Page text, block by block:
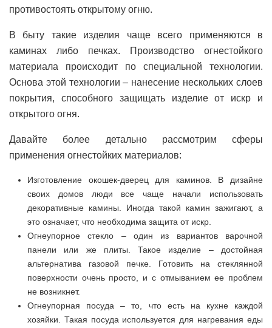
противостоять открытому огню.
В быту такие изделия чаще всего применяются в
каминах либо печках. Производство огнестойкого
материала происходит по специальной технологии.
Основа этой технологии – нанесение нескольких слоев
покрытия, способного защищать изделие от искр и
открытого огня.
Давайте более детально рассмотрим сферы
применения огнестойких материалов:
Изготовление окошек-дверец для каминов. В дизайне
своих домов люди все чаще начали использовать
декоративные камины. Иногда такой камин зажигают, а
это означает, что необходима защита от искр.
Огнеупорное стекло – один из вариантов варочной
панели или же плиты. Такое изделие – достойная
альтернатива газовой печке. Готовить на стеклянной
поверхности очень просто, и с отмыванием ее проблем
не возникнет.
Огнеупорная посуда – то, что есть на кухне каждой
хозяйки. Такая посуда используется для нагревания еды